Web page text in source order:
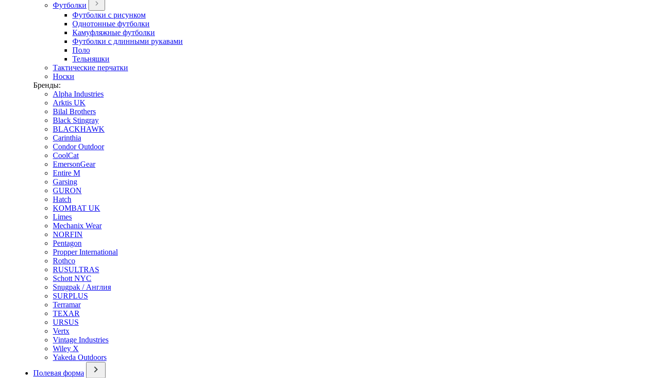
Футболки
Футболки с рисунком
Однотонные футболки
Камуфляжные футболки
Футболки с длинными рукавами
Поло
Тельняшки
Тактические перчатки
Носки
Бренды:
Alpha Industries
Arktis UK
Bilal Brothers
Black Stingray
BLACKHAWK
Carinthia
Condor Outdoor
CoolCat
EmersonGear
Entire M
Garsing
GURON
Hatch
KOMBAT UK
Limes
Mechanix Wear
NORFIN
Pentagon
Propper International
Rothco
RUSULTRAS
Schott NYC
Snugpak / Англия
SURPLUS
Terramar
TEXAR
URSUS
Vertx
Vintage Industries
Wiley X
Yakeda Outdoors
Полевая форма